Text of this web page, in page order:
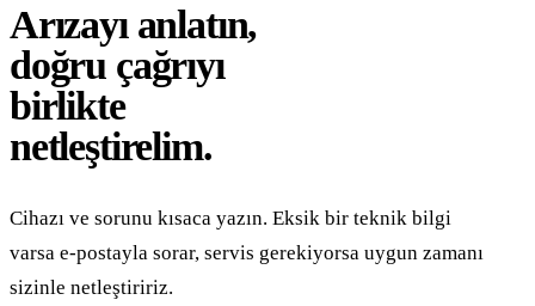
Arızayı anlatın,
doğru çağrıyı
birlikte
netleştirelim.
Cihazı ve sorunu kısaca yazın. Eksik bir teknik bilgi
varsa e-postayla sorar, servis gerekiyorsa uygun zamanı
sizinle netleştiririz.